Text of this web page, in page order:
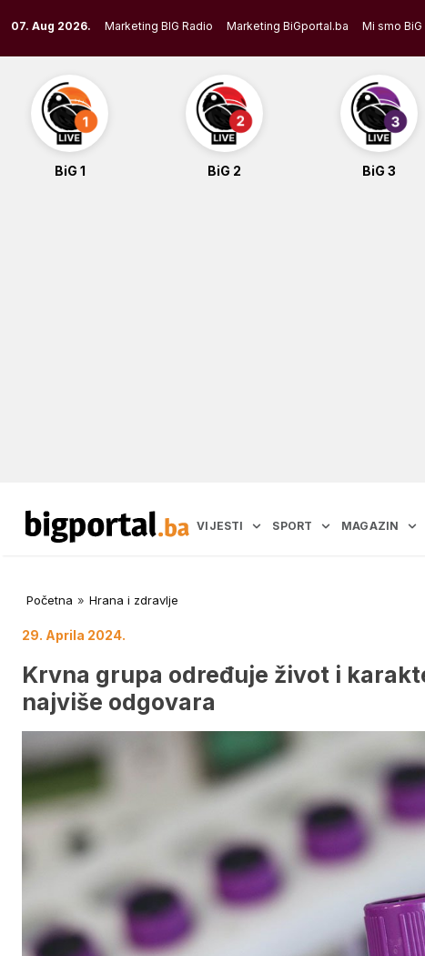
to
content
07. Aug 2026. Marketing BIG Radio Marketing BiGportal.ba Mi smo BiG
BiG 1 BiG 2 BiG 3
VIJESTI SPORT MAGAZIN
Početna » Hrana i zdravlje
29. Aprila 2024.
Krvna grupa određuje život i
najviše odgovara